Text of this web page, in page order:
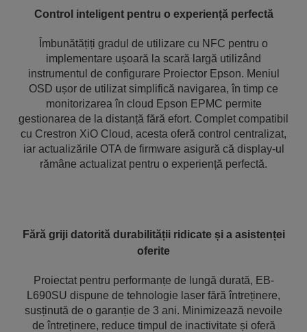
Control inteligent pentru o experiență perfectă
Îmbunătățiți gradul de utilizare cu NFC pentru o
implementare ușoară la scară largă utilizând
instrumentul de configurare Proiector Epson. Meniul
OSD ușor de utilizat simplifică navigarea, în timp ce
monitorizarea în cloud Epson EPMC permite
gestionarea de la distanță fără efort. Complet compatibil
cu Crestron XiO Cloud, acesta oferă control centralizat,
iar actualizările OTA de firmware asigură că display-ul
rămâne actualizat pentru o experiență perfectă.
Fără griji datorită durabilității ridicate și a asistenței
oferite
Proiectat pentru performanțe de lungă durată, EB-
L690SU dispune de tehnologie laser fără întreținere,
susținută de o garanție de 3 ani. Minimizează nevoile
de întreținere, reduce timpul de inactivitate și oferă